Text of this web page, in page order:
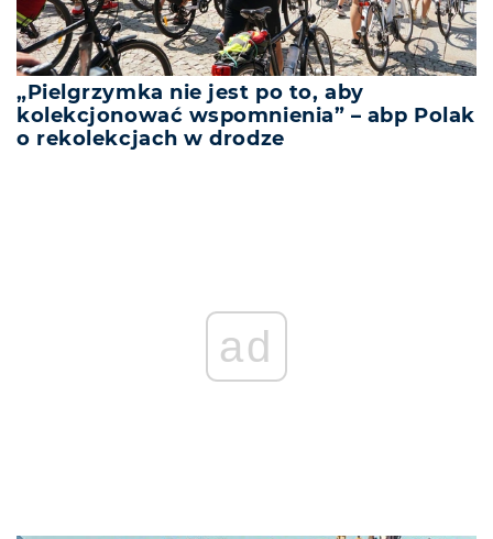
„Pielgrzymka nie jest po to, aby
kolekcjonować wspomnienia” – abp Polak
o rekolekcjach w drodze
ad